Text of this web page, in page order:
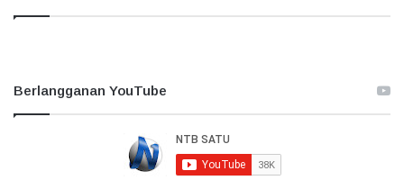
Berlangganan YouTube